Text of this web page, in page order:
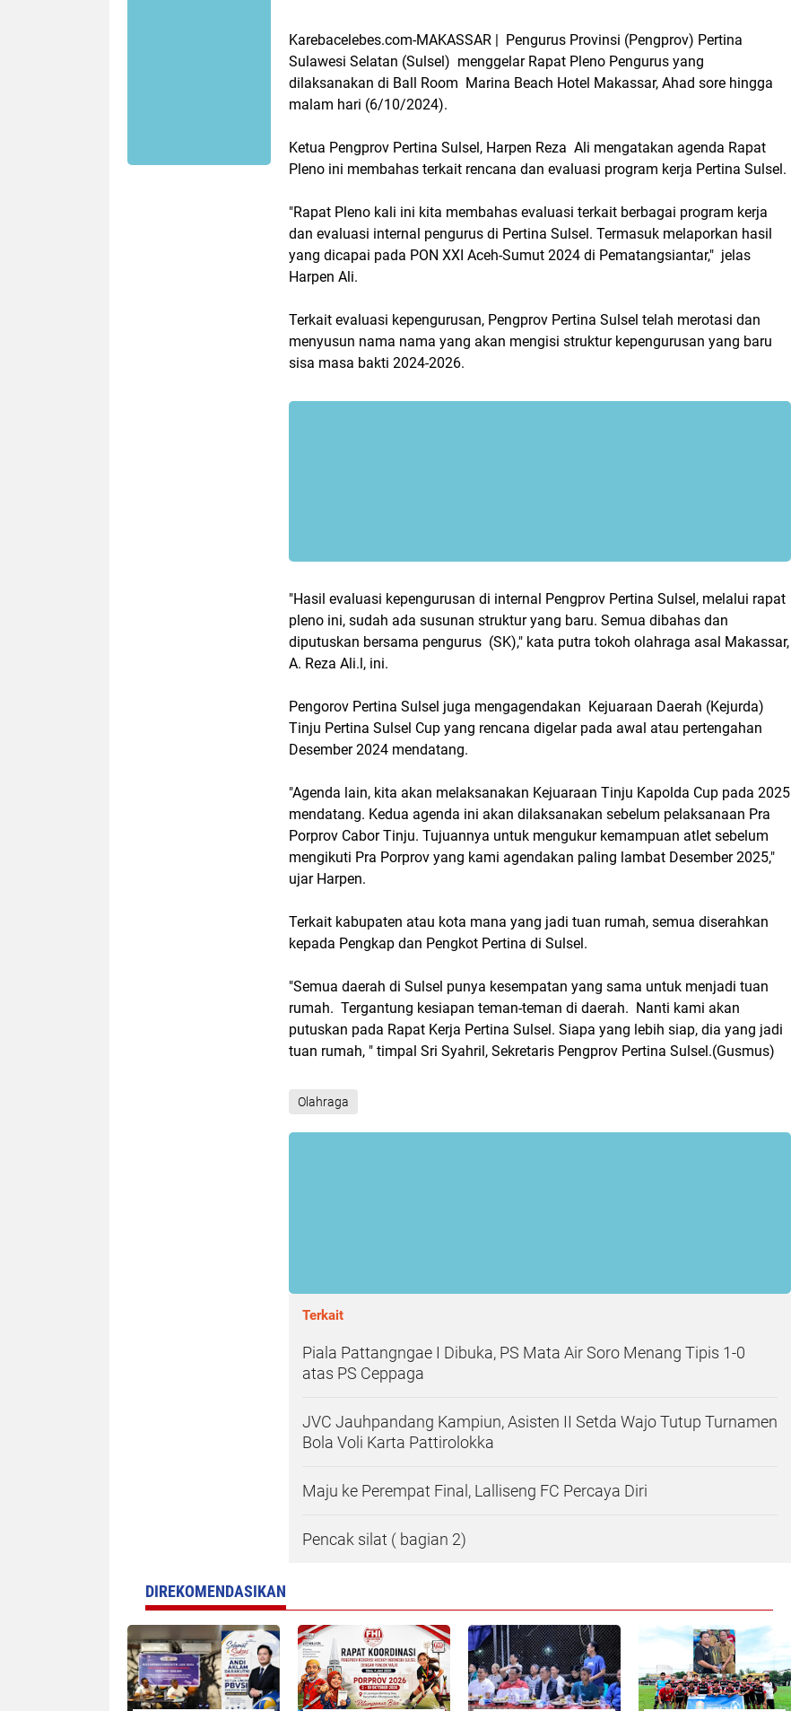
Karebacelebes.com-MAKASSAR | Pengurus Provinsi (Pengprov) Pertina
Sulawesi Selatan (Sulsel) menggelar Rapat Pleno Pengurus yang
dilaksanakan di Ball Room Marina Beach Hotel Makassar, Ahad sore hingga
malam hari (6/10/2024).
Ketua Pengprov Pertina Sulsel, Harpen Reza Ali mengatakan agenda Rapat
Pleno ini membahas terkait rencana dan evaluasi program kerja Pertina Sulsel.
"Rapat Pleno kali ini kita membahas evaluasi terkait berbagai program kerja
dan evaluasi internal pengurus di Pertina Sulsel. Termasuk melaporkan hasil
yang dicapai pada PON XXI Aceh-Sumut 2024 di Pematangsiantar," jelas
Harpen Ali.
Terkait evaluasi kepengurusan, Pengprov Pertina Sulsel telah merotasi dan
menyusun nama nama yang akan mengisi struktur kepengurusan yang baru
sisa masa bakti 2024-2026.
"Hasil evaluasi kepengurusan di internal Pengprov Pertina Sulsel, melalui rapat
pleno ini, sudah ada susunan struktur yang baru. Semua dibahas dan
diputuskan bersama pengurus (SK)," kata putra tokoh olahraga asal Makassar,
A. Reza Ali.l, ini.
Pengorov Pertina Sulsel juga mengagendakan Kejuaraan Daerah (Kejurda)
Tinju Pertina Sulsel Cup yang rencana digelar pada awal atau pertengahan
Desember 2024 mendatang.
"Agenda lain, kita akan melaksanakan Kejuaraan Tinju Kapolda Cup pada 2025
mendatang. Kedua agenda ini akan dilaksanakan sebelum pelaksanaan Pra
Porprov Cabor Tinju. Tujuannya untuk mengukur kemampuan atlet sebelum
mengikuti Pra Porprov yang kami agendakan paling lambat Desember 2025,"
ujar Harpen.
Terkait kabupaten atau kota mana yang jadi tuan rumah, semua diserahkan
kepada Pengkap dan Pengkot Pertina di Sulsel.
"Semua daerah di Sulsel punya kesempatan yang sama untuk menjadi tuan
rumah. Tergantung kesiapan teman-teman di daerah. Nanti kami akan
putuskan pada Rapat Kerja Pertina Sulsel. Siapa yang lebih siap, dia yang jadi
tuan rumah, " timpal Sri Syahril, Sekretaris Pengprov Pertina Sulsel.(Gusmus)
Olahraga
Terkait
Piala Pattangngae I Dibuka, PS Mata Air Soro Menang Tipis 1-0
atas PS Ceppaga
JVC Jauhpandang Kampiun, Asisten II Setda Wajo Tutup Turnamen
Bola Voli Karta Pattirolokka
Maju ke Perempat Final, Lalliseng FC Percaya Diri
Pencak silat ( bagian 2)
DIREKOMENDASIKAN